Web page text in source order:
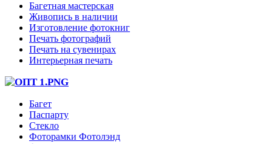
Багетная мастерская
Живопись в наличии
Изготовление фотокниг
Печать фотографий
Печать на сувенирах
Интерьерная печать
Багет
Паспарту
Стекло
Фоторамки Фотолэнд